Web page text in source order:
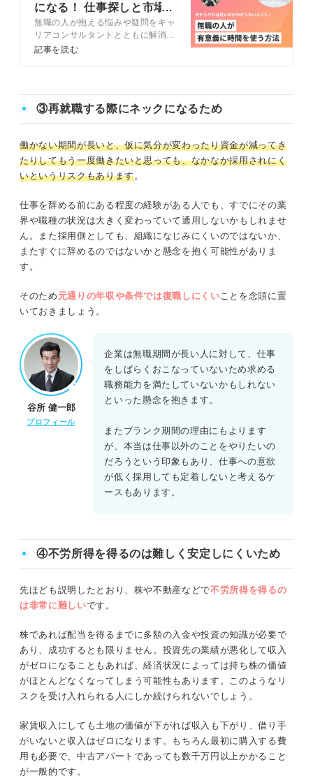
になる！ 仕事探しと市場
価値アップのコツ
無職の人が抱える悩みや疑問をキャ
リアコンサルタントとともに解消し
ていきます。記事では無職の人にお
いね。
記事を読む
③再就職する際にネックになるため
働かない期間が長いと、仮に気分が変わったり資金が減ってき
たりしてもう一度働きたいと思っても、なかなか採用されにく
いというリスクもあります。
仕事を辞める前にある程度の経験がある人でも、すでにその業
界や職種の状況は大きく変わっていて通用しないかもしれませ
ん。また採用側としても、組織になじみにくいのではないか、
またすぐに辞めるのではないかと懸念を抱く可能性がありま
す。
そのため 元通りの年収や条件では復職しにくい ことを念頭に置
いておきましょう。
谷所 健一郎
プロフィール
企業は無職期間が長い人に対して、仕事
をしばらくおこなっていないため求める
職務能力を満たしていないかもしれない
といった懸念を抱きます。
またブランク期間の理由にもよります
が、本当は仕事以外のことをやりたいの
だろうという印象もあり、仕事への意欲
が低く採用しても定着しないと考えるケ
ースもあります。
④不労所得を得るのは難しく安定しにくいため
先ほども説明したとおり、株や不動産などで不労所得を得るの
は非常に難しいです。
株であれば配当を得るまでに多額の入金や投資の知識が必要で
あり、成功するとも限りません。投資先の業績が悪化して収入
がゼロになることもあれば、経済状況によっては持ち株の価値
がほとんどなくなってしまう可能性もあります。このようなリ
スクを受け入れられる人にしか続けられないでしょう。
家賃収入にしても土地の価値が下がれば収入も下がり、借り手
がいないと収入はゼロになります。もちろん最初に購入する費
用も必要で、中古アパートであっても数千万円以上かかること
が一般的です。